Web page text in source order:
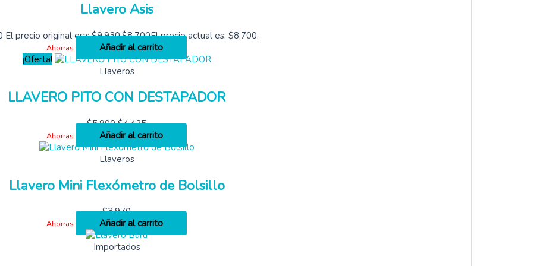
Llavero Asis
El precio original era: $9,930.$8,700El precio actual es: $8,700.
Ahorras
Añadir al carrito
¡Oferta!
Llaveros
LLAVERO PITO CON DESTAPADOR
$5,900 $4,425
Ahorras
Añadir al carrito
Llaveros
Llavero Mini Flexómetro de Bolsillo
$3,970
Ahorras
Añadir al carrito
Importados